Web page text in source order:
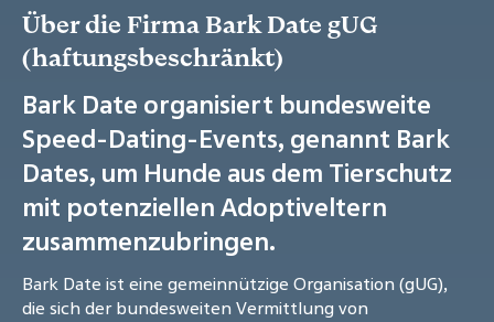
Über die Firma Bark Date gUG
(haftungsbeschränkt)
Bark Date organisiert bundesweite
Speed-Dating-Events, genannt Bark
Dates, um Hunde aus dem Tierschutz
mit potenziellen Adoptiveltern
zusammenzubringen.
Bark Date ist eine gemeinnützige Organisation (gUG),
die sich der bundesweiten Vermittlung von